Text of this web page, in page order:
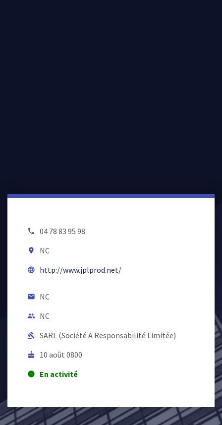
local_phone 04 78 83 95 98
room NC
language http://www.jplprod.net/
email NC
people NC
gavel SARL (Société A Responsabilité Limitée)
cake 10 août 0800
lens En activité